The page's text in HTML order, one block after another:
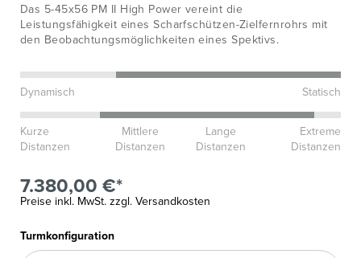
Das 5-45x56 PM II High Power vereint die
Leistungsfähigkeit eines Scharfschützen-Zielfernrohrs mit
den Beobachtungsmöglichkeiten eines Spektivs.
Dynamisch Statisch
Kurze
Distanzen
Mittlere
Distanzen
Lange
Distanzen
Extreme
Distanzen
7.380,00 €*
Preise inkl. MwSt. zzgl. Versandkosten
Turmkonfiguration